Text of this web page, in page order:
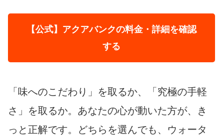
【公式】アクアバンクの料金・詳細を確認
する
「味へのこだわり」を取るか、「究極の手軽
さ」を取るか。あなたの心が動いた方が、き
っと正解です。どちらを選んでも、ウォータ